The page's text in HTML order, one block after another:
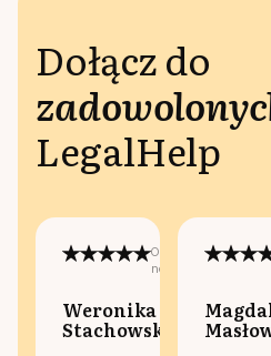
Dołącz do
LegalHelp
Opublikowano
na:
Weronika
Stachowska